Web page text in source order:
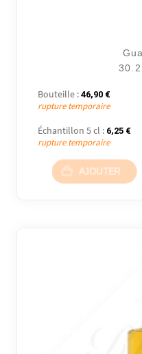
Bouteille : 46,90 €
rupture temporaire
Échantillon 5 cl : 6,25 €
rupture temporaire
AJOUTER